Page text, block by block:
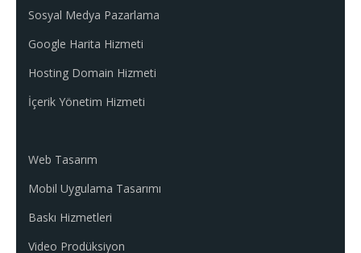
Sosyal Medya Pazarlama
Google Harita Hizmeti
Hosting Domain Hizmeti
İçerik Yönetim Hizmeti
Web Tasarım
Mobil Uygulama Tasarımı
Baskı Hizmetleri
Video Prodüksiyon